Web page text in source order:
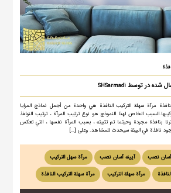
شده در توسطSHSarmadi
مرآة سهلة التركيب النافذة هي واحدة من أجمل نماذج المرايا
الخاص لهذا النموذج هو نوع ترتيب المرآة ، ترتيب النوافذ
بنافذة مجردة وحيثما تم تثبيته ، بسبب المرآة نفسها ، التي تعكس
نافذة في البيئة سيحدث للمشاهد. وعلى […]
آسان نصب آیینه آسان نصب مرآة سهل التركيب
مرآة سهلة التركيب مرآة سهلة التركيب النافذة